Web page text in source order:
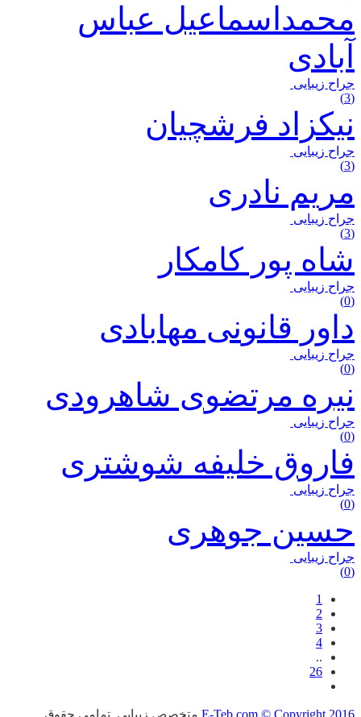
محمداسماعیل عباس
آبادی
جراح زیبایی
(3)
نیکزاد فرشچیان
جراح زیبایی
(3)
مریم نادری
جراح زیبایی
(3)
شاه پور کامکار
جراح زیبایی
(0)
داور قانونی مهابادی
جراح زیبایی
(0)
نیره مرتضوی شاهرودی
جراح زیبایی
(0)
فاروق خلیفه شوشتری
جراح زیبایی
(0)
حسین جوهری
جراح زیبایی
(0)
1
2
3
4
..
26
E-Teb.com © Copyright 2016 متخصص زیبایی. تمامی حقوق